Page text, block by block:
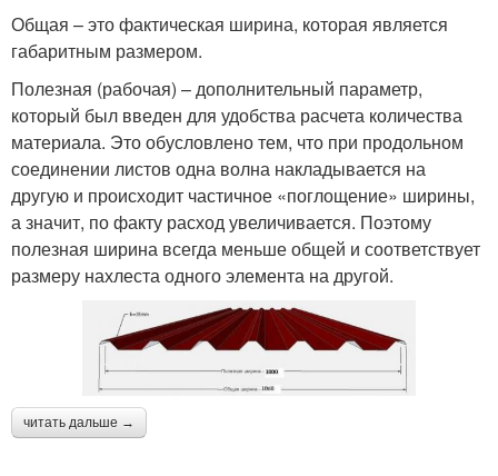
Общая – это фактическая ширина, которая является
габаритным размером.
Полезная (рабочая) – дополнительный параметр,
который был введен для удобства расчета количества
материала. Это обусловлено тем, что при продольном
соединении листов одна волна накладывается на
другую и происходит частичное «поглощение» ширины,
а значит, по факту расход увеличивается. Поэтому
полезная ширина всегда меньше общей и соответствует
размеру нахлеста одного элемента на другой.
читать дальше →